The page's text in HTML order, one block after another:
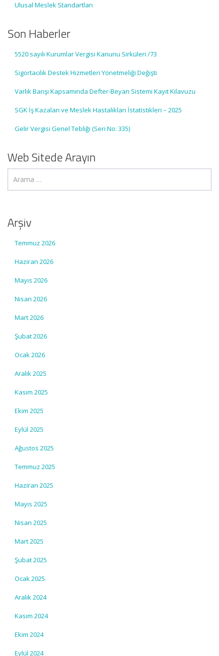
Ulusal Meslek Standartları
Son Haberler
5520 sayılı Kurumlar Vergisi Kanunu Sirküleri /73
Sigortacılık Destek Hizmetleri Yönetmeliği Değişti
Varlık Barışı Kapsamında Defter-Beyan Sistemi Kayıt Kılavuzu
SGK İş Kazaları ve Meslek Hastalıkları İstatistikleri – 2025
Gelir Vergisi Genel Tebliği (Seri No: 335)
Web Sitede Arayın
Arşiv
Temmuz 2026
Haziran 2026
Mayıs 2026
Nisan 2026
Mart 2026
Şubat 2026
Ocak 2026
Aralık 2025
Kasım 2025
Ekim 2025
Eylül 2025
Ağustos 2025
Temmuz 2025
Haziran 2025
Mayıs 2025
Nisan 2025
Mart 2025
Şubat 2025
Ocak 2025
Aralık 2024
Kasım 2024
Ekim 2024
Eylül 2024